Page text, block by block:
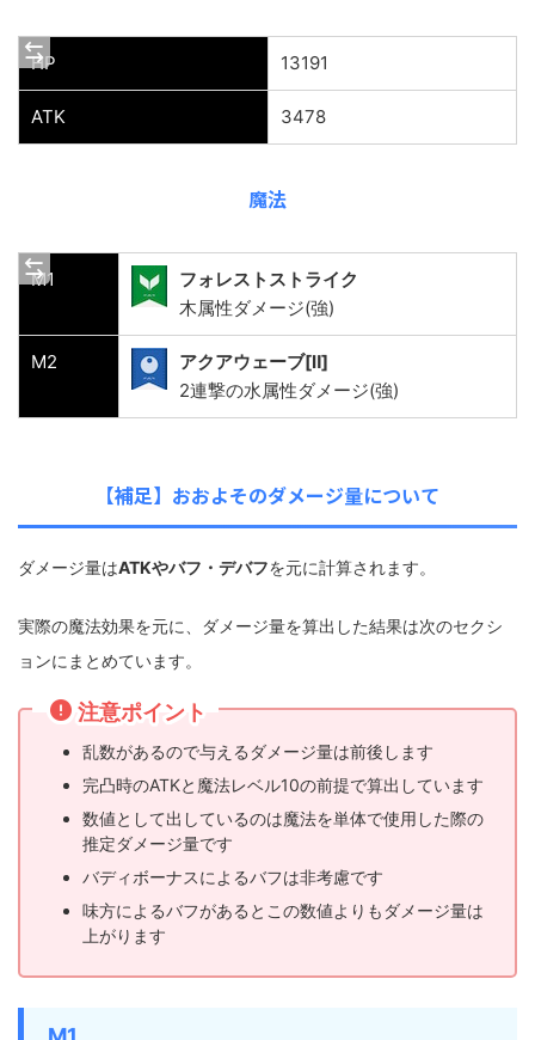
HP 13191
ATK 3478
魔法
M1
フォレストストライク
木属性ダメージ(強)
M2
アクアウェーブ[Ⅱ]
2連撃の水属性ダメージ(強)
【補足】おおよそのダメージ量について
ダメージ量はATKやバフ・デバフを元に計算されます。
実際の魔法効果を元に、ダメージ量を算出した結果は次のセクシ
ョンにまとめています。
注意ポイント
乱数があるので与えるダメージ量は前後します
完凸時のATKと魔法レベル10の前提で算出しています
数値として出しているのは魔法を単体で使用した際の
推定ダメージ量です
バディボーナスによるバフは非考慮です
味方によるバフがあるとこの数値よりもダメージ量は
上がります